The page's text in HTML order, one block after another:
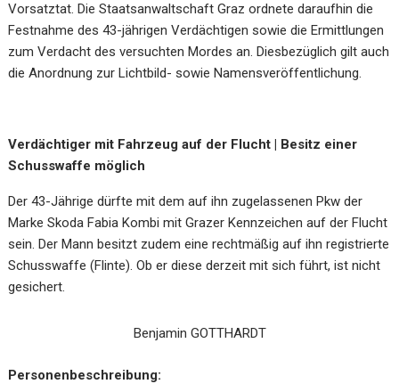
Vorsatztat. Die Staatsanwaltschaft Graz ordnete daraufhin die
Festnahme des 43-jährigen Verdächtigen sowie die Ermittlungen
zum Verdacht des versuchten Mordes an. Diesbezüglich gilt auch
die Anordnung zur Lichtbild- sowie Namensveröffentlichung.
Verdächtiger mit Fahrzeug auf der Flucht | Besitz einer
Schusswaffe möglich
Der 43-Jährige dürfte mit dem auf ihn zugelassenen Pkw der
Marke Skoda Fabia Kombi mit Grazer Kennzeichen auf der Flucht
sein. Der Mann besitzt zudem eine rechtmäßig auf ihn registrierte
Schusswaffe (Flinte). Ob er diese derzeit mit sich führt, ist nicht
gesichert.
Benjamin GOTTHARDT
Personenbeschreibung: